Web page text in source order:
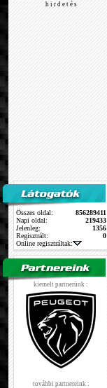
h i r d e t é s
Összes oldal:
856289411
Napi oldal:
219433
Jelenleg:
1356
Regisztrált:
0
Online regisztráltak:
kiemelt partnerünk :
további partnereink :